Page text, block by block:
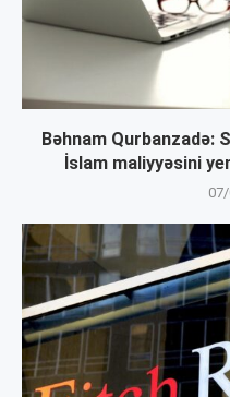
Bəhnam Qurbanzadə:
İslam maliyyəsini